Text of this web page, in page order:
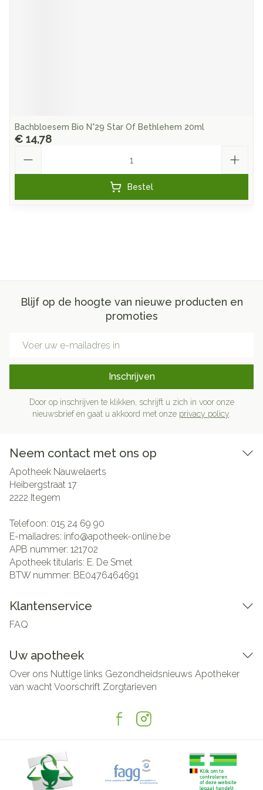
Bachbloesem Bio N°29 Star Of Bethlehem 20ml
€ 14,78
Bestel
Blijf op de hoogte van nieuwe producten en
promoties
Inschrijven
Door op inschrijven te klikken, schrijft u zich in voor onze
nieuwsbrief en gaat u akkoord met onze privacy policy
Neem contact met ons op
Apotheek Nauwelaerts
Heibergstraat 17
2222 Itegem
Telefoon: 015 24 69 90
E-mailadres: info@apotheek-online.be
APB nummer: 121702
Apotheek titularis: E. De Smet
BTW nummer: BE0476464691
Klantenservice
FAQ
Uw apotheek
Over ons Nuttige links Gezondheidsnieuws Apotheker
van wachtVoorschrift Zorgtarieven